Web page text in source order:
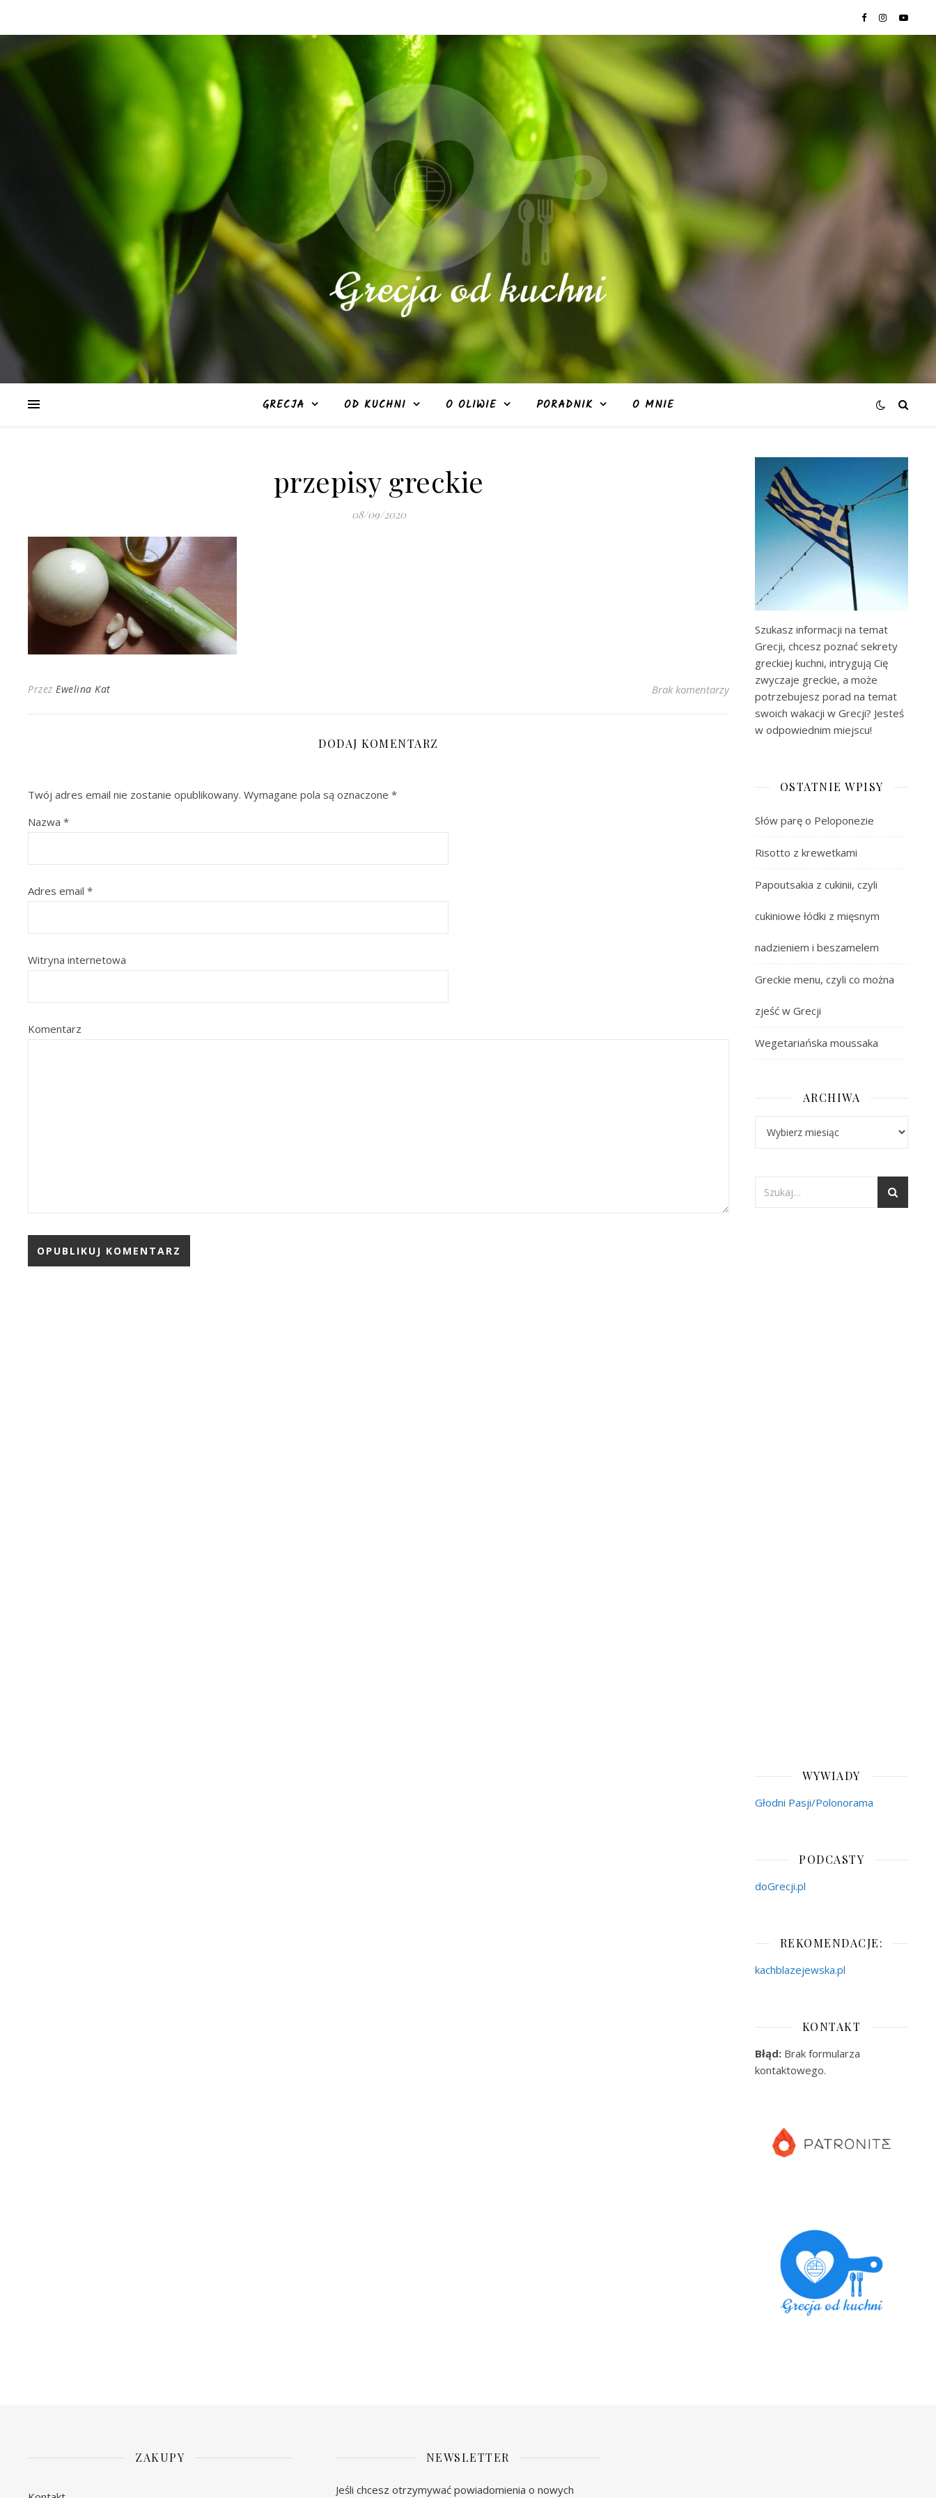
GRECJA OD KUCHNI O OLIWIE PORADNIK O MNIE
przepisy greckie
08/09/2020
Przez Ewelina Kat Brak komentarzy
DODAJ KOMENTARZ
Twój adres email nie zostanie opublikowany. Wymagane pola są oznaczone *
Nazwa *
Adres email *
Witryna internetowa
Komentarz
Szukasz informacji na temat
Grecji, chcesz poznać sekrety
greckiej kuchni, intrygują Cię
zwyczaje greckie, a może
potrzebujesz porad na temat
swoich wakacji w Grecji? Jesteś
w odpowiednim miejscu!
OSTATNIE WPISY
Słów parę o Peloponezie
Risotto z krewetkami
Papoutsakia z cukinii, czyli
cukiniowe łódki z mięsnym
nadzieniem i beszamelem
Greckie menu, czyli co można
zjeść w Grecji
Wegetariańska moussaka
ARCHIWA
WYWIADY
Głodni Pasji/Polonorama
PODCASTY
doGrecji.pl
REKOMENDACJE:
kachblazejewska.pl
KONTAKT
Błąd: Brak formularza
kontaktowego.
ZAKUPY NEWSLETTER
Jeśli chcesz otrzymywać powiadomienia o nowych